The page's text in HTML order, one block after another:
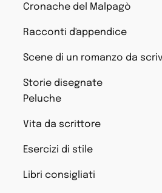
Cronache del Malpagò
Racconti d'appendice
Scene di un romanzo da
Storie disegnate
Peluche
Vita da scrittore
Esercizi di stile
Libri consigliati